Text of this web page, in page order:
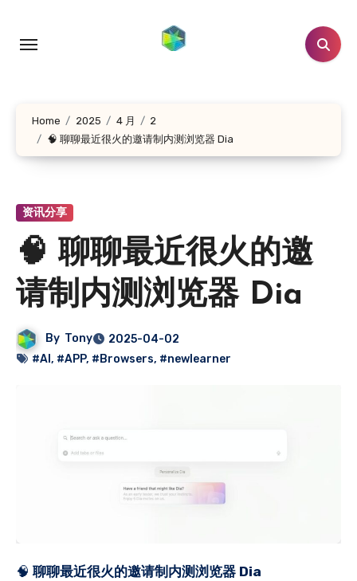
Home 2025 4 月
2
🧠 聊聊最近很火的邀请制内测浏览器 Dia
资讯分享
🧠 聊聊最近很火的邀
请制内测浏览器 Dia
By Tony
2025-04-02
#AI , #APP, #Browsers, #newlearner
聊聊最近很火的邀请制内测浏览器 Dia